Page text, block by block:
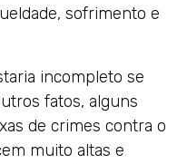
sofrimento e
incompleto se
fatos, alguns
de crimes contra o
muito altas e